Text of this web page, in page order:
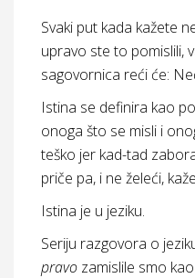
Svaki put kada kažete
upravo ste to pomislili,
sagovornica reći će:
Istina se definira kao
onoga što se misli i
teško jer kad-tad
priče pa, i ne želeći,
Istina je u jeziku.
Seriju razgovora o
pravo zamislile smo